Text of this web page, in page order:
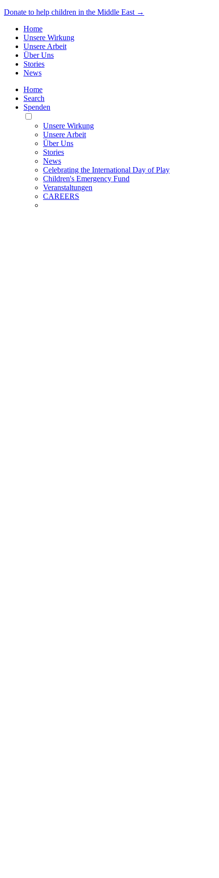
Donate to help children in the Middle East →
Home
Unsere Wirkung
Unsere Arbeit
Über Uns
Stories
News
Home
Search
Spenden
Toggle
Mobile
Menu
Unsere Wirkung
Unsere Arbeit
Über Uns
Stories
News
Celebrating the International Day of Play
Children's Emergency Fund
Veranstaltungen
CAREERS